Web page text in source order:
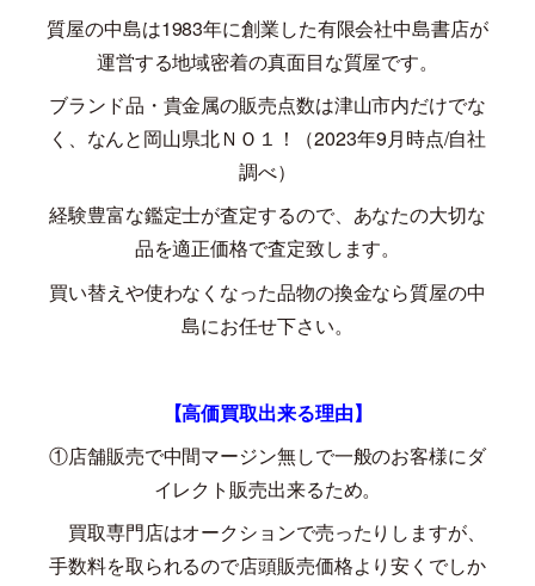
質屋の中島は1983年に創業した有限会社中島書店が
運営する地域密着の真面目な質屋です。
ブランド品・貴金属の販売点数は津山市内だけでな
く、なんと岡山県北ＮＯ１！（2023年9月時点/自社
調べ）
経験豊富な鑑定士が査定するので、あなたの大切な
品を適正価格で査定致します。
買い替えや使わなくなった品物の換金なら質屋の中
島にお任せ下さい。
【高価買取出来る理由】
①店舗販売で中間マージン無しで一般のお客様にダ
イレクト販売出来るため。
買取専門店はオークションで売ったりしますが、
手数料を取られるので店頭販売価格より安くでしか